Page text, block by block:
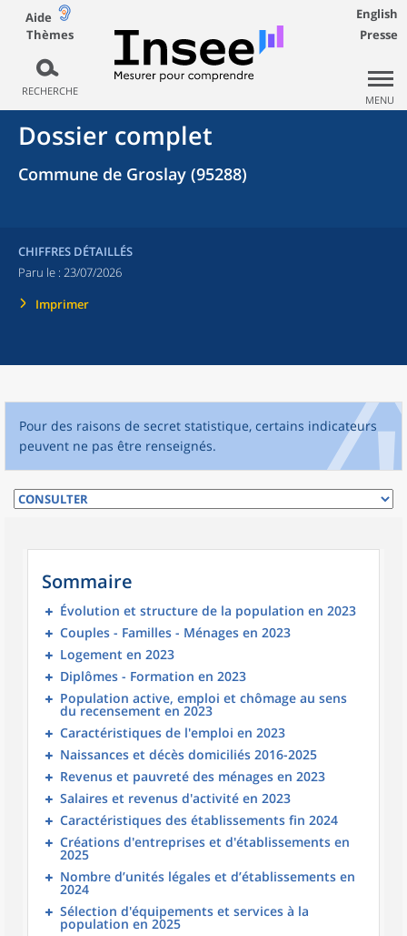
Aide
Thèmes
RECHERCHE
English
Presse
MENU
Dossier complet
Commune de Groslay (95288)
CHIFFRES DÉTAILLÉS
Paru le : 23/07/2026
Imprimer
Pour des raisons de secret statistique, certains indicateurs
peuvent ne pas être renseignés.
Sommaire
Évolution et structure de la population en 2023
Couples - Familles - Ménages en 2023
Logement en 2023
Diplômes - Formation en 2023
Population active, emploi et chômage au sens
du recensement en 2023
Caractéristiques de l'emploi en 2023
Naissances et décès domiciliés 2016-2025
Revenus et pauvreté des ménages en 2023
Salaires et revenus d'activité en 2023
Caractéristiques des établissements fin 2024
Créations d'entreprises et d'établissements en
2025
Nombre d’unités légales et d’établissements en
2024
Sélection d'équipements et services à la
population en 2025